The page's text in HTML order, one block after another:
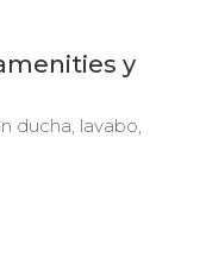
y
ducha, lavabo,